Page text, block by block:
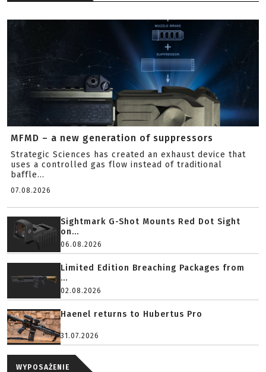
MFMD – a new generation of suppressors
Strategic Sciences has created an exhaust device that
uses a controlled gas flow instead of traditional
baffle...
07.08.2026
Sightmark G-Shot Mounts Red Dot Sight
on...
06.08.2026
Limited Edition Breaching Packages from
...
02.08.2026
Haenel returns to Hubertus Pro
31.07.2026
WYPOSAŻENIE